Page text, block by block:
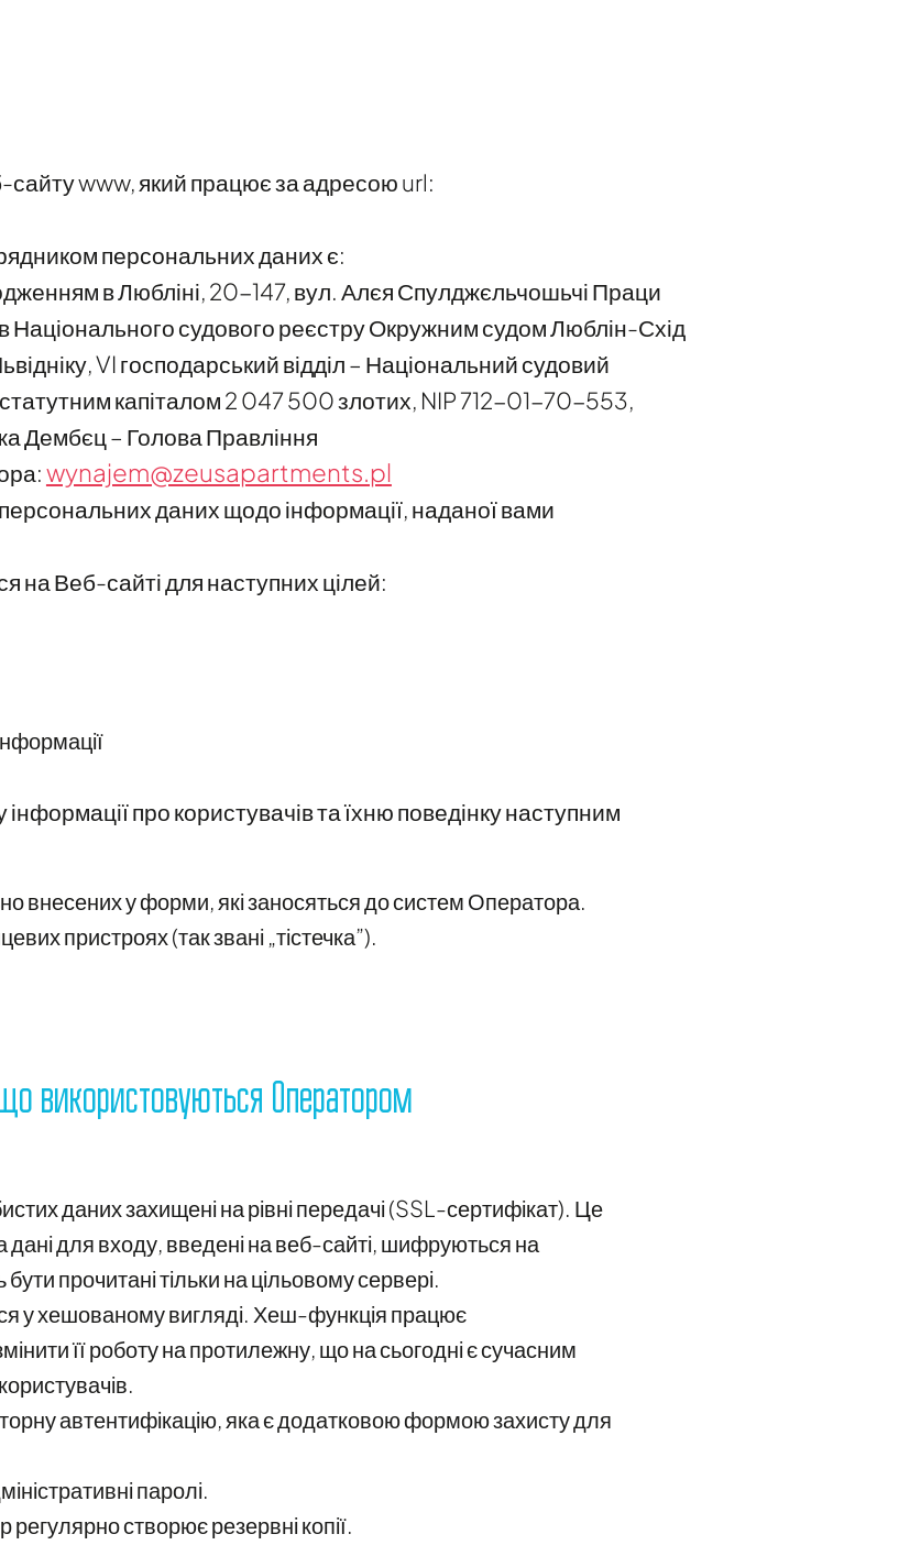
сайту www, який працює за адресою url:
персональних даних є:
в Любліні, 20-147, вул. Алєя Спулджєльчошьчі Праци
Національного судового реєстру Окружним судом Люблін-Схід
VI господарський відділ – Національний судовий
капіталом 2 047 500 злотих, NIP 712-01-70-553,
Дембєц – Голова Правління
wynajem@zeusapartments.pl
даних щодо інформації, наданої вами
на Веб-сайті для наступних цілей:
про користувачів та їхню поведінку наступним
внесених у форми, які заносяться до систем Оператора.
пристроях (так звані „тістечка”).
використовуються Оператором
даних захищені на рівні передачі (SSL-сертифікат). Це
дані для входу, введені на веб-сайті, шифруються на
прочитані тільки на цільовому сервері.
у хешованому вигляді. Хеш-функція працює
її роботу на протилежну, що на сьогодні є сучасним
автентифікацію, яка є додатковою формою захисту для
паролі.
створює резервні копії.